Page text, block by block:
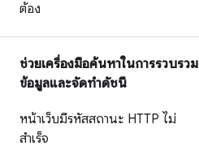
ต้อง
ช่วยเครื่องมือค้นหาในการรวบรวม
ข้อมูลและจัดทำดัชนี
หน้าเว็บมีรหัสสถานะ HTTP ไม่
สำเร็จ